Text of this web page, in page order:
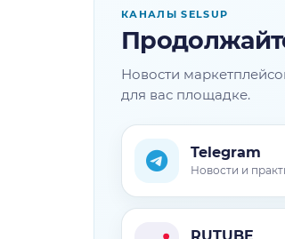
КАНАЛЫ SELSUP
Новости
для вас площадке.
Telegram
Новости и